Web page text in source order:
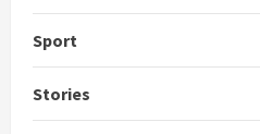
Sport
Stories